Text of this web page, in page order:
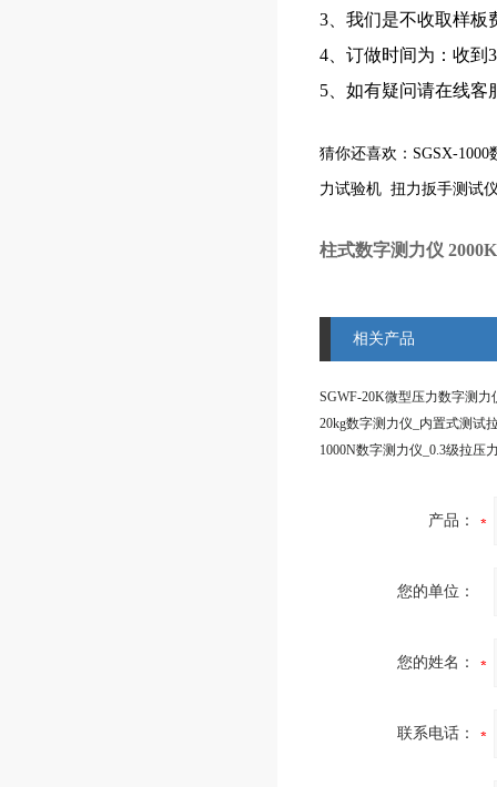
3、我们是不收取样板
4、订做时间为：收到
5、如有疑问请在线客
猜你还喜欢： SGSX-
力试验机 扭力扳手测试
柱式数字测力仪
相关产品
产品：
您的单位：
您的姓名：
联系电话：